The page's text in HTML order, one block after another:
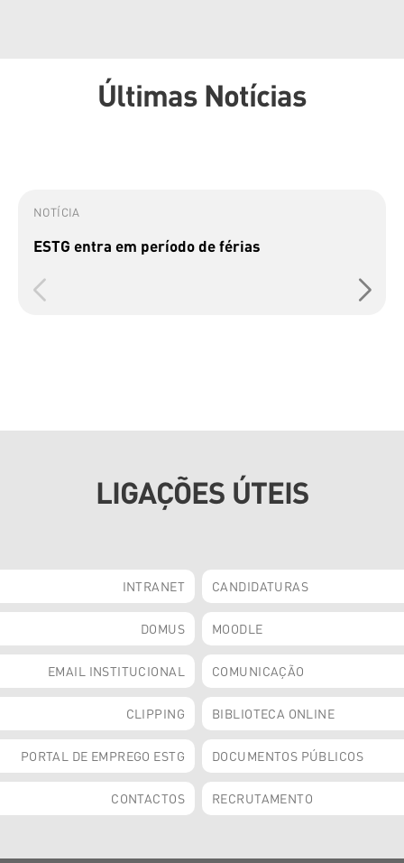
Últimas Notícias
NOTÍCIA
ESTG entra em período de férias
LIGAÇÕES ÚTEIS
INTRANET CANDIDATURAS
DOMUS MOODLE
EMAIL INSTITUCIONAL COMUNICAÇÃO
CLIPPING BIBLIOTECA ONLINE
PORTAL DE EMPREGO ESTG DOCUMENTOS PÚBLICOS
CONTACTOS RECRUTAMENTO